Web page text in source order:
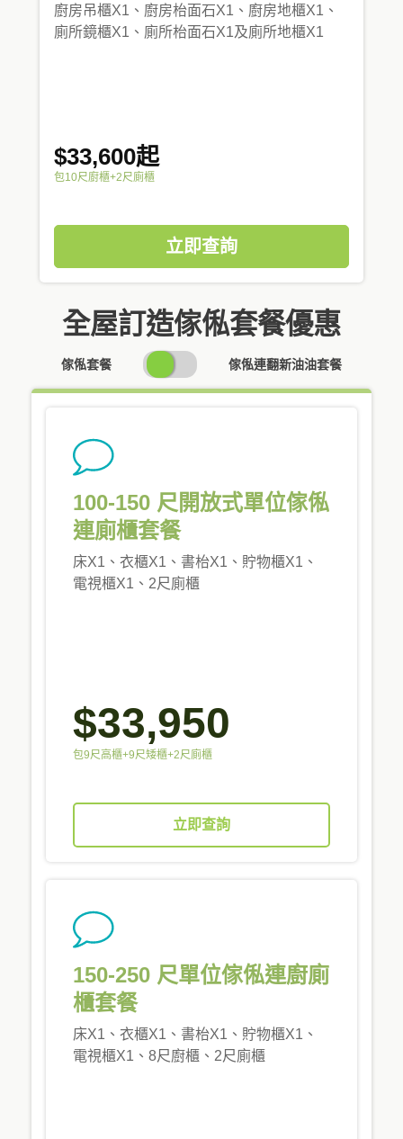
廚房吊櫃X1、廚房枱面石X1、廚房地櫃X1、
廁所鏡櫃X1、廁所枱面石X1及廁所地櫃X1
$33,600起
包10尺廚櫃+2尺廁櫃
立即查詢
全屋訂造傢俬套餐優惠
傢俬套餐
SWITCH
PRICING
傢俬連翻新油油套餐
100-150 尺開放式單位傢俬
連廁櫃套餐
床X1、衣櫃X1、書枱X1、貯物櫃X1、
電視櫃X1、2尺廁櫃
$33,950
包9尺高櫃+9尺矮櫃+2尺廁櫃
立即查詢
150-250 尺單位傢俬連廚廁
櫃套餐
床X1、衣櫃X1、書枱X1、貯物櫃X1、
電視櫃X1、8尺廚櫃、2尺廁櫃